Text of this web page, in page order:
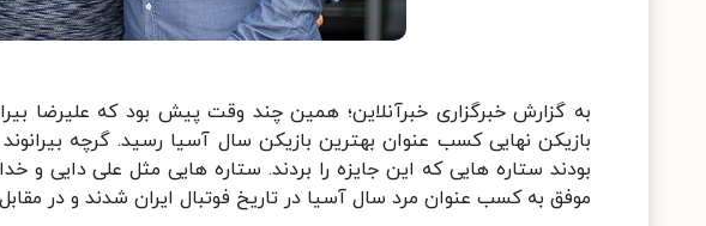
به گزارش خبرگزاری خبرآنلاین؛ همین چند وقت پیش بود که علیرضا
بازیکن نهایی کسب عنوان بهترین بازیکن سال آسیا رسید. گرچه
بودند ستاره هایی که این جایزه را بردند. ستاره هایی مثل علی دایی و
موفق به کسب عنوان مرد سال آسیا در تاریخ فوتبال ایران شدند و در